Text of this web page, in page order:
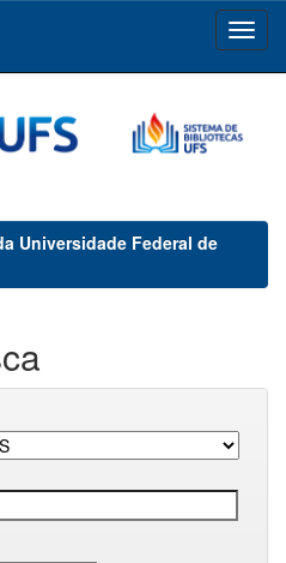
Universidade Federal de